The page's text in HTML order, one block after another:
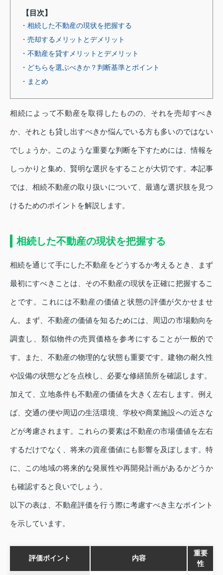
【目次】
・相続した不動産の現状を把握する
・売却するメリットとデメリット
・不動産を貸すメリットとデメリット
・どちらを選ぶべきか？判断基準とポイント
・まとめ
相続によって不動産を取得したものの、それを売却すべき
か、それとも貸し出すべきか悩んでいる方も多いのではない
でしょうか。このような重要な判断を下すためには、情報を
しっかりと集め、賢明な選択をすることが大切です。本記事
では、相続不動産の取り扱いについて、最適な選択肢を見つ
けるためのポイントを解説します。
相続した不動産の現状を把握する
相続を通じて手にした不動産をどうするか考えるとき、まず
最初にすべきことは、その不動産の現状を正確に把握するこ
とです。これには不動産の価値と状態の評価が欠かせませ
ん。まず、不動産の価値を知るためには、周辺の市場動向を
調査し、類似物件の売買価格を参考にすることが一般的で
す。また、不動産の物理的な状態も重要です。建物の耐久性
や設備の状態などを点検し、必要な修繕箇所を確認します。
加えて、立地条件も不動産の価値を大きく左右します。例え
ば、交通の便や周辺の生活環境、学校や商業施設への近さな
どが考慮されます。これらの要素は不動産の市場価値を左右
するだけでなく、将来の資産価値にも影響を及ぼします。特
に、この地域の将来的な発展性や再開発計画があるかどうか
も確認すると良いでしょう。
以下の表は、不動産評価を行う際に考慮すべき主なポイント
を示しています。
評価ポイント 内容
重要
性